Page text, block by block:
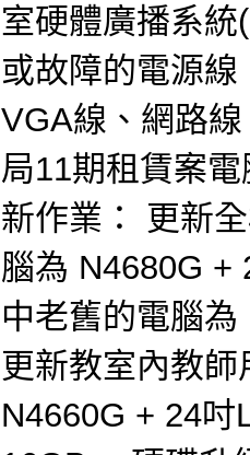
室硬體廣播系
或故障的電源
VGA線、網路
局11期租賃案
新作業： 更新
腦為 N4680G +
中老舊的電腦
更新教室內教
N4660G + 24吋